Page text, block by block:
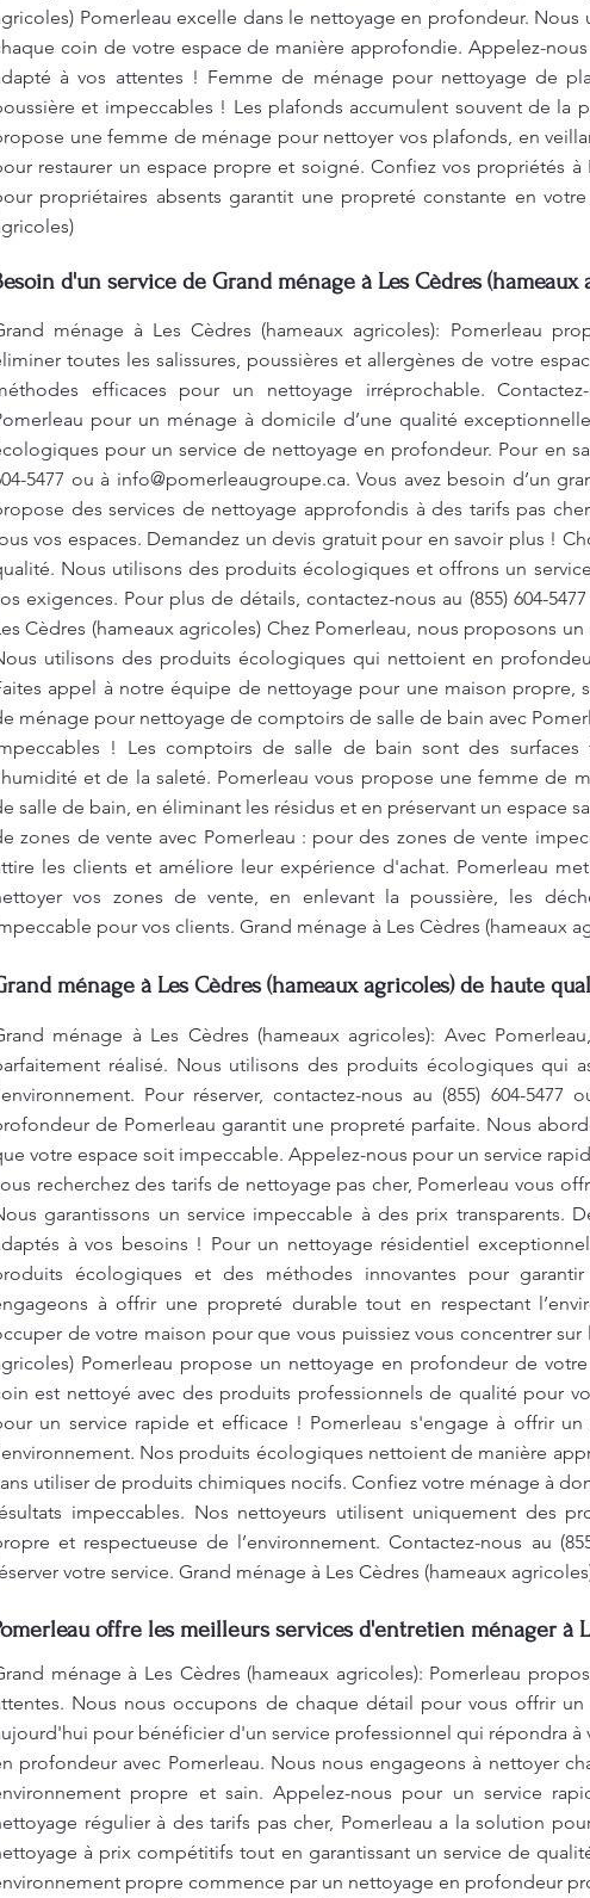
Pomerleau excelle dans le nettoyage en profondeur.
coin de votre espace de manière approfondie. Appelez-
à vos attentes ! Femme de ménage pour nettoyage de
et impeccables ! Les plafonds accumulent souvent de la
une femme de ménage pour nettoyer vos plafonds, en
restaurer un espace propre et soigné. Confiez vos propriétés
propriétaires absents garantit une propreté constante en
d'un service de Grand ménage à Les Cèdres (hameaux
ménage à Les Cèdres (hameaux agricoles): Pomerleau
toutes les salissures, poussières et allergènes de votre
efficaces pour un nettoyage irréprochable.
pour un ménage à domicile d’une qualité
pour un service de nettoyage en profondeur. Pour en
5477 ou à info@pomerleaugroupe.ca. Vous avez besoin d’un
des services de nettoyage approfondis à des tarifs pas
vos espaces. Demandez un devis gratuit pour en savoir plus !
Nous utilisons des produits écologiques et offrons un
exigences. Pour plus de détails, contactez-nous au (855) 604-
Cèdres (hameaux agricoles) Chez Pomerleau, nous proposons
utilisons des produits écologiques qui nettoient en
appel à notre équipe de nettoyage pour une maison propre,
ménage pour nettoyage de comptoirs de salle de bain avec
! Les comptoirs de salle de bain sont des
et de la saleté. Pomerleau vous propose une femme de
salle de bain, en éliminant les résidus et en préservant un espace
zones de vente avec Pomerleau : pour des zones de vente
les clients et améliore leur expérience d'achat. Pomerleau
vos zones de vente, en enlevant la poussière, les
pour vos clients. Grand ménage à Les Cèdres (hameaux
ménage à Les Cèdres (hameaux agricoles) de haute
ménage à Les Cèdres (hameaux agricoles): Avec
réalisé. Nous utilisons des produits écologiques qui
Pour réserver, contactez-nous au (855) 604-5477
de Pomerleau garantit une propreté parfaite. Nous
votre espace soit impeccable. Appelez-nous pour un service
recherchez des tarifs de nettoyage pas cher, Pomerleau vous
garantissons un service impeccable à des prix transparents.
à vos besoins ! Pour un nettoyage résidentiel
écologiques et des méthodes innovantes pour
à offrir une propreté durable tout en respectant
de votre maison pour que vous puissiez vous concentrer sur
Pomerleau propose un nettoyage en profondeur de
est nettoyé avec des produits professionnels de qualité pour
un service rapide et efficace ! Pomerleau s'engage à offrir
Nos produits écologiques nettoient de manière
utiliser de produits chimiques nocifs. Confiez votre ménage à
impeccables. Nos nettoyeurs utilisent uniquement des
et respectueuse de l’environnement. Contactez-nous au
votre service. Grand ménage à Les Cèdres (hameaux
offre les meilleurs services d'entretien ménager à
ménage à Les Cèdres (hameaux agricoles): Pomerleau
Nous nous occupons de chaque détail pour vous offrir
pour bénéficier d'un service professionnel qui répondra à
profondeur avec Pomerleau. Nous nous engageons à nettoyer
propre et sain. Appelez-nous pour un service
régulier à des tarifs pas cher, Pomerleau a la solution
à prix compétitifs tout en garantissant un service de
propre commence par un nettoyage en profondeur